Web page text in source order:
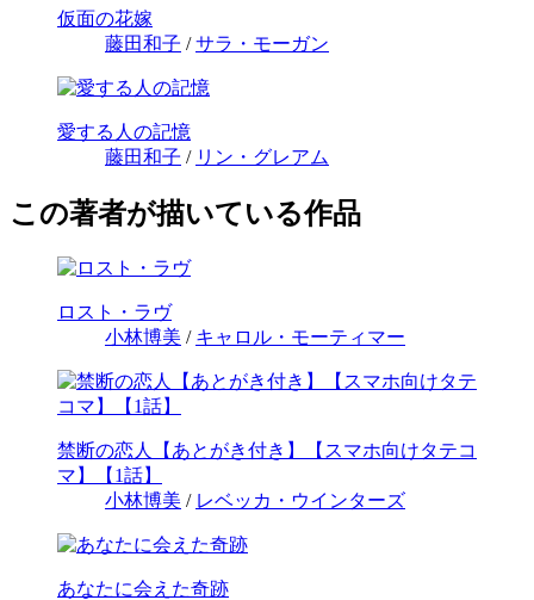
仮面の花嫁
藤田和子 /サラ・モーガン
愛する人の記憶
藤田和子 / リン・グレアム
この著者が描いている作品
ロスト・ラヴ
小林博美 / キャロル・モーティマー
禁断の恋人【あとがき付き】【スマホ向けタテコ
マ】【1話】
小林博美 / レベッカ・ウインターズ
あなたに会えた奇跡